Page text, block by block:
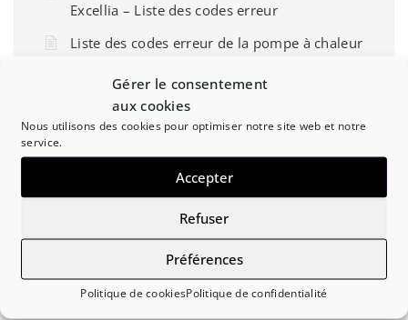
Gérer le consentement
aux cookies
Nous utilisons des cookies pour optimiser notre site web et notre
service.
Accepter
Refuser
Préférences
Politique de cookiesPolitique de confidentialité
Excellia – Liste des codes erreur
Liste des codes erreur de la pompe à chaleur
Liste des codes erreur de la pompe à chaleur
air eau Chaffoteaux Arianext Compact M
Liste des codes erreur de la pompe à chaleur
air eau Ecodan Hydrobox
air eau De Dietrich Alezio AWHP-V200
Diagnostic / Dépannage